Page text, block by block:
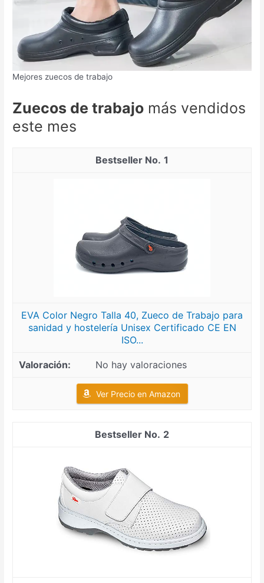
Mejores zuecos de trabajo
Zuecos de trabajo más vendidos
este mes
1
EVA Color Negro Talla 40, Zueco de Trabajo para
sanidad y hostelería Unisex Certificado CE EN
ISO...
No hay valoraciones
Ver Precio en Amazon
2